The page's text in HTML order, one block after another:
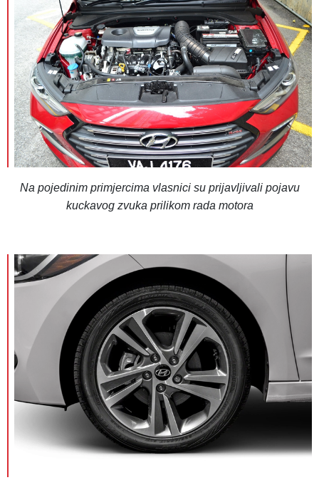
Na pojedinim primjercima vlasnici su prijavljivali pojavu
kuckavog zvuka prilikom rada motora